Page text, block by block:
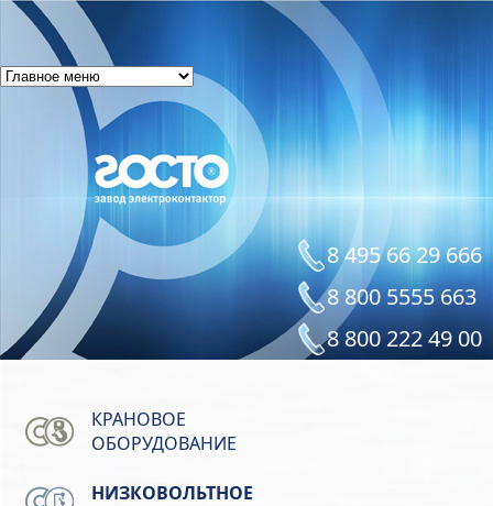
8 495 66 29 666
8 800 5555 663
8 800 222 49 00
КРАНОВОЕ
ОБОРУДОВАНИЕ
НИЗКОВОЛЬТНОЕ